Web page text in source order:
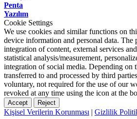
Penta
Yazılım
Cookie Settings
We use cookies and similar functions on
device information and personal data. The
integration of content, external services
statistical analysis/measurement,
integration of social media. Depending on
transferred to and processed by third
voluntary, not required for the use of our
revoked at any time using the icon at the
Accept Reject
Kişisel Verilerin Korunması | Gizlilik